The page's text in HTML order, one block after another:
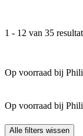
1 - 12 van 35
Op voorraad bij
Op voorraad bij
Alle filters wissen